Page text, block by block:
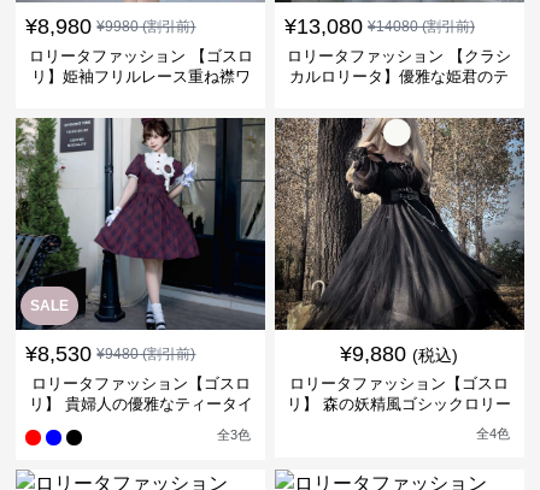
¥8,980 ¥9980(割引前)
ロリータファッション 【ゴスロ
リ】姫袖フリルレース重ね襟ワ
¥13,080 ¥14080(割引前)
ロリータファッション 【クラシ
カルロリータ】優雅な姫君のテ
SALE
¥8,530 ¥9480(割引前)
ロリータファッション【ゴスロ
リ】 貴婦人の優雅なティータイ
全3色
¥9,880 (税込)
ロリータファッション【ゴスロ
リ】 森の妖精風ゴシックロリー
全4色